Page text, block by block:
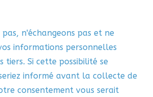
n'échangeons pas et ne
informations personnelles
tiers. Si cette possibilité se
informé avant la collecte de
consentement vous serait